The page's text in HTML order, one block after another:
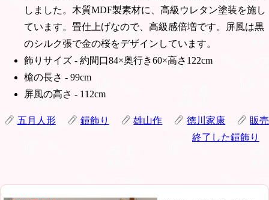
しました。木質MDF製素材に、高級ウレタン塗装を施し
ています。畳仕上げなので、高級感倍増です。屏風は黒
のシルク張で金の桜をデザインしています。
飾りサイズ - 約間口84×奥行き60×高さ122cm
槍の長さ - 99cm
屏風の高さ - 112cm
五月人形 鎧飾り 雄山作 徳川家康
販売
終了した鎧飾り